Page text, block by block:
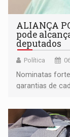
ALIANÇA
pode
deputados
Política
Nominatas
garantias de